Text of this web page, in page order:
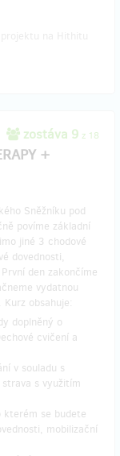
zostáva 9 z 18
+
Sněžníku pod
povíme základní
jiné 3 chodové
dovednosti,
den zakončíme
vydatnou
obsahuje:
doplněný o
cvičení a
v souladu s
s využitím
kterém se budete
mobilizační